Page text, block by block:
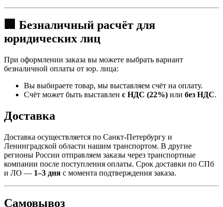
🏢 Безналичный расчёт для
юридических лиц
При оформлении заказа вы можете выбрать вариант
безналичной оплаты от юр. лица:
Вы выбираете товар, мы выставляем счёт на оплату.
Счёт может быть выставлен с НДС (22%) или без НДС.
Доставка
Доставка осуществляется по Санкт-Петербургу и
Ленинградской области нашим транспортом. В другие
регионы России отправляем заказы через транспортные
компании после поступления оплаты. Срок доставки по СПб
и ЛО — 1–3 дня с момента подтверждения заказа.
Самовывоз